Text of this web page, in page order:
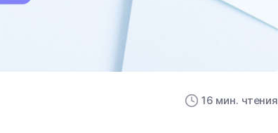
16 мин. чтения